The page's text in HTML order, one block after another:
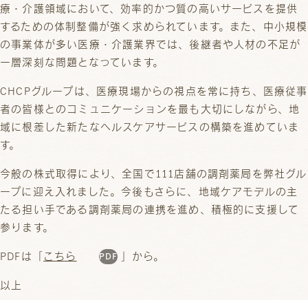
療・介護領域において、効率的かつ質の高いサービスを提供
するための体制整備が強く求められています。また、中小規模
の事業体が多い医療・介護業界では、後継者や人材の不足が
一層深刻な問題となっています。
CHCPグループは、医療現場からの視点を常に持ち、医療従事
者の皆様とのコミュニケーションを最も大切にしながら、地
域に根差した新たなヘルスケアサービスの構築を進めていま
す。
今般の株式取得により、全国で111店舗の調剤薬局を弊社グル
ープに迎え入れました。今後もさらに、地域ケアモデルの主
たる担い手である調剤薬局の連携を進め、積極的に支援して
参ります。
PDFは「 こちら 」から。
以上